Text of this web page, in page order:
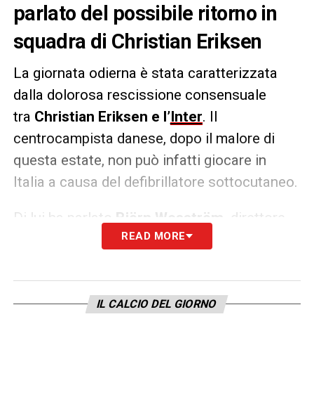
parlato del possibile ritorno in
squadra di Christian Eriksen
La giornata odierna è stata caratterizzata
dalla dolorosa rescissione consensuale
tra Christian Eriksen e l’Inter. Il
centrocampista danese, dopo il malore di
questa estate, non può infatti giocare in
Italia a causa del defibrillatore sottocutaneo.
Di lui ha parlato Björn Wesström,
direttore
Odense: «So molto, molto
so che Michael (Hemmingsen, direttore
sportivo.ndr) conosce meglio la questione.
READ MORE
IL CALCIO DEL GIORNO